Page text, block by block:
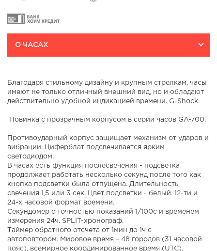
О ЧАСАХ
Благодаря стильному дизайну и крупным стрелкам, часы
имеют не только отличный внешний вид, но и обладают
действительно удобной индикацией времени. G-Shock.
Новинка с прозрачным корпусом в серии часов GA-700.
Противоударный корпус защищает механизм от ударов и
вибрации. Циферблат подсвечивается ярким
светодиодом.
В часах есть функция послесвечения - подсветка
продолжает работать несколько секунд после того как
кнопка подсветки была отпущена. Длительность
свечения 1,5 или 3 сек. Цвет подсветки - белый. 12-ти и
24-х часовой формат времени.
Секундомер с точностью показаний 1/100с и временем
измерения 24ч. SPLIT-хронограф.
Таймер обратного отсчета от 1мин до 1ч с
автоповтором. Мировое время – 48 городов (31 часовой
пояс), всемирное координированное время (UTC).